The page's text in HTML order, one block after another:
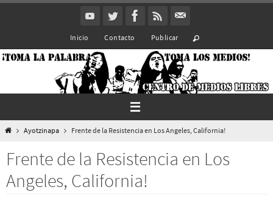
Inicio Contacto Publicar
InicioAyotzinapa Frente de la Resistencia en Los Angeles, California!
Frente de la Resistencia en Los
Angeles, California!